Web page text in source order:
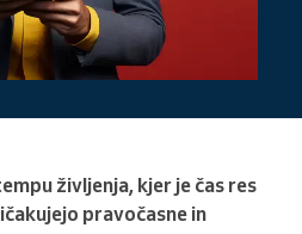
življenja, kjer je čas res
pravočasne in